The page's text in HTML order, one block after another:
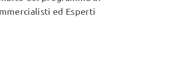
ed Esperti